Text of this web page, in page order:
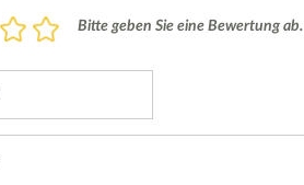
Bewertung
5
4
Bitte geben Sie eine Bewertung ab.